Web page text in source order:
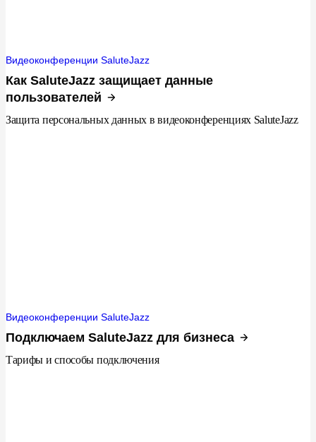
Видеоконференции SaluteJazz
Как SaluteJazz защищает данные
пользователей
Защита персональных данных в видеоконференциях SaluteJazz
Видеоконференции SaluteJazz
Подключаем SaluteJazz для бизнеса
Тарифы и способы подключения